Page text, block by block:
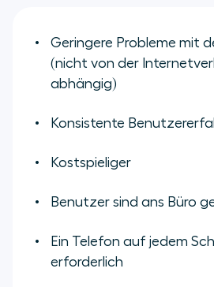
Geringere Probleme mit
(nicht von der
abhängig)
Konsistente
Kostspieliger
Benutzer sind ans Büro
Ein Telefon auf jedem
erforderlich